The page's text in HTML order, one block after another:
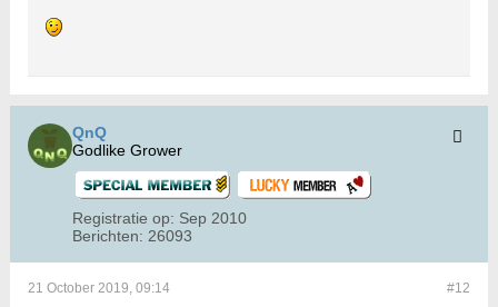
QnQ
Godlike Grower
Registratie op: Sep 2010
Berichten: 26093
#12
21 October 2019, 09:14